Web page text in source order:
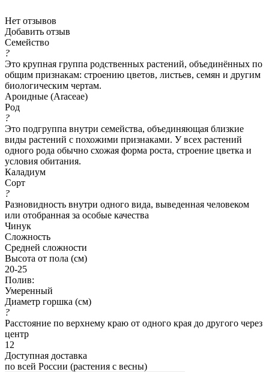
Нет отзывов
Добавить отзыв
Семейство
?
Это крупная группа родственных растений, объединённых по
общим признакам: строению цветов, листьев, семян и другим
биологическим чертам.
Ароидные (Araceae)
Род
?
Это подгруппа внутри семейства, объединяющая близкие
виды растений с похожими признаками. У всех растений
одного рода обычно схожая форма роста, строение цветка и
условия обитания.
Каладиум
Сорт
?
Разновидность внутри одного вида, выведенная человеком
или отобранная за особые качества
Чинук
Сложность
Средней сложности
Высота от пола (см)
20-25
Полив:
Умеренный
Диаметр горшка (см)
?
Расстояние по верхнему краю от одного края до другого через
центр
12
Доступная доставка
по всей России (растения с весны)